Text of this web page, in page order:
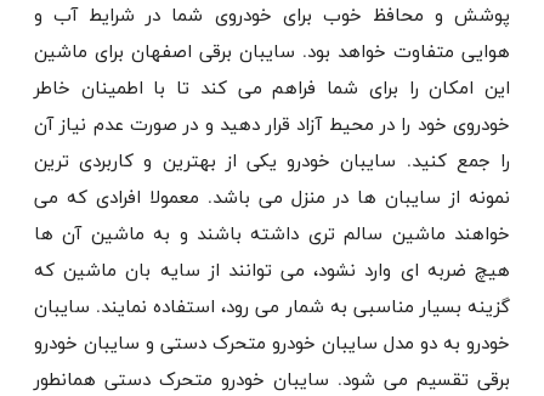
پوشش و محافظ خوب برای خودروی شما در شرایط آب و
هوایی متفاوت خواهد بود. سایبان برقی اصفهان برای ماشین
این امکان را برای شما فراهم می ‌کند تا با اطمینان خاطر
خودروی خود را در محیط آزاد قرار دهید و در صورت عدم نیاز آن
را جمع کنید. سایبان خودرو یکی از بهترین و کاربردی ترین
نمونه از سایبان ها در منزل می باشد. معمولا افرادی که می
خواهند ماشین سالم تری داشته باشند و به ماشین آن ها
هیچ ضربه ای وارد نشود، می توانند از سایه بان ماشین که
گزینه بسیار مناسبی به شمار می رود، استفاده نمایند. سایبان
خودرو به دو مدل سایبان خودرو متحرک دستی و سایبان خودرو
برقی تقسیم می شود. سایبان خودرو متحرک دستی همانطور